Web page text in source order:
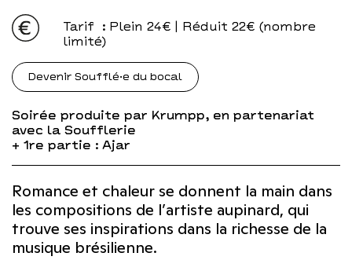
Tarif
: Plein 24€ | Réduit 22€ (nombre
limité)
Devenir Soufflé·e du bocal
Soirée produite par Krumpp, en partenariat
avec la Soufflerie
+ 1re partie : Ajar
Romance et chaleur se donnent la main dans
les compositions de l’artiste aupinard, qui
trouve ses inspirations dans la richesse de la
musique brésilienne.